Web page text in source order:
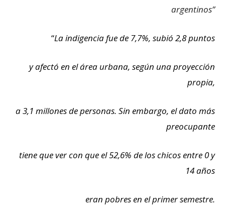
argentinos”
“La indigencia fue de 7,7%, subió 2,8 puntos
y afectó en el área urbana, según una proyección
propia,
a 3,1 millones de personas. Sin embargo, el dato más
preocupante
tiene que ver con que el 52,6% de los chicos entre 0 y
14 años
eran pobres en el primer semestre.